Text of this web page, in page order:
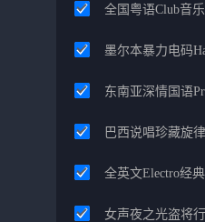
全国粤语Club音
墨尔本暴力电码
东南亚深情国语
巴西说唱珍藏旋
全英文Electro经
女声夜之光盗将